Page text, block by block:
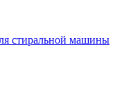
стиральной машины